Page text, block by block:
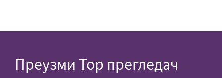
Преузми Тор прегледач